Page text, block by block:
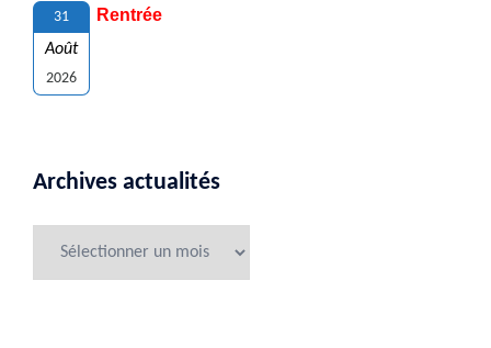
31
Août
2026
Rentrée
Archives actualités